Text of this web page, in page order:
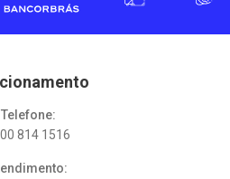
Telefone:
814 1516